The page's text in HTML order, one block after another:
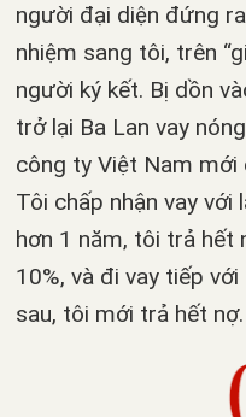
người đại diện đứng
nhiệm sang tôi, trên
người ký kết. Bị dồn
trở lại Ba Lan vay
công ty Việt Nam mới
Tôi chấp nhận vay với
hơn 1 năm, tôi trả hết
10%, và đi vay tiếp
sau, tôi mới trả hết nợ.